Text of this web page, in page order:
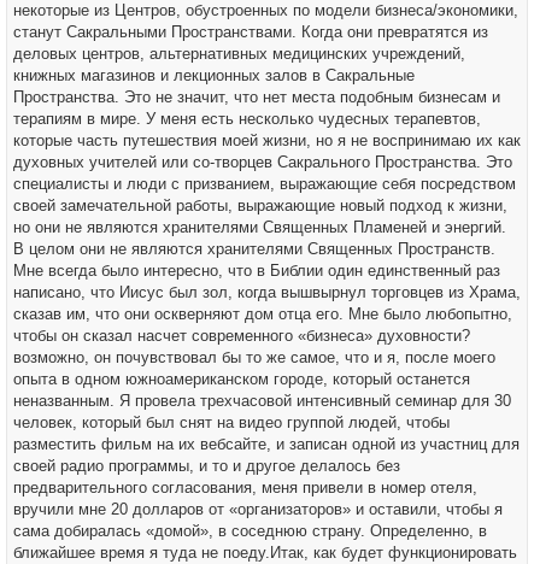
некоторые из Центров, обустроенных по модели бизнеса/экономики,
станут Сакральными Пространствами. Когда они превратятся из
деловых центров, альтернативных медицинских учреждений,
книжных магазинов и лекционных залов в Сакральные
Пространства. Это не значит, что нет места подобным бизнесам и
терапиям в мире. У меня есть несколько чудесных терапевтов,
которые часть путешествия моей жизни, но я не воспринимаю их как
духовных учителей или со-творцев Сакрального Пространства. Это
специалисты и люди с призванием, выражающие себя посредством
своей замечательной работы, выражающие новый подход к жизни,
но они не являются хранителями Священных Пламеней и энергий.
В целом они не являются хранителями Священных Пространств.
Мне всегда было интересно, что в Библии один единственный раз
написано, что Иисус был зол, когда вышвырнул торговцев из Храма,
сказав им, что они оскверняют дом отца его. Мне было любопытно,
чтобы он сказал насчет современного «бизнеса» духовности?
возможно, он почувствовал бы то же самое, что и я, после моего
опыта в одном южноамериканском городе, который останется
неназванным. Я провела трехчасовой интенсивный семинар для 30
человек, который был снят на видео группой людей, чтобы
разместить фильм на их вебсайте, и записан одной из участниц для
своей радио программы, и то и другое делалось без
предварительного согласования, меня привели в номер отеля,
вручили мне 20 долларов от «организаторов» и оставили, чтобы я
сама добиралась «домой», в соседнюю страну. Определенно, в
ближайшее время я туда не поеду.Итак, как будет функционировать